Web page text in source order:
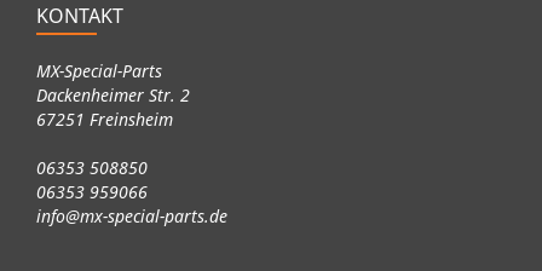
KONTAKT
MX-Special-Parts
Dackenheimer Str. 2
67251 Freinsheim
06353 508850
06353 959066
info@mx-special-parts.de